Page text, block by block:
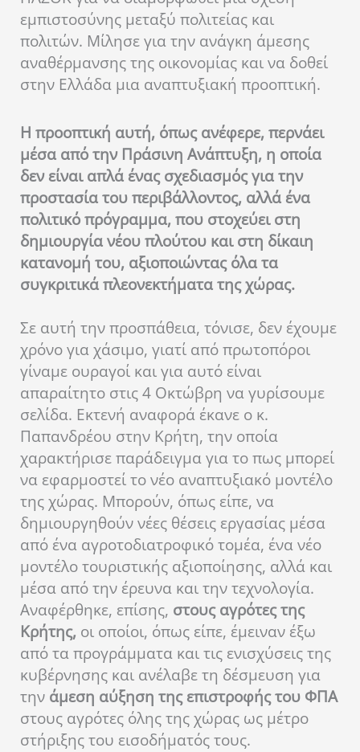
εμπιστοσύνης μεταξύ πολιτείας και
πολιτών. Μίλησε για την ανάγκη άμεσης
αναθέρμανσης της οικονομίας και να δοθεί
στην Ελλάδα μια αναπτυξιακή προοπτική.
Η προοπτική αυτή, όπως ανέφερε, περνάει
μέσα από την Πράσινη Ανάπτυξη, η οποία
δεν είναι απλά ένας σχεδιασμός για την
προστασία του περιβάλλοντος, αλλά ένα
πολιτικό πρόγραμμα, που στοχεύει στη
δημιουργία νέου πλούτου και στη δίκαιη
κατανομή του, αξιοποιώντας όλα τα
συγκριτικά πλεονεκτήματα της χώρας.
Σε αυτή την προσπάθεια, τόνισε, δεν έχουμε
χρόνο για χάσιμο, γιατί από πρωτοπόροι
γίναμε ουραγοί και για αυτό είναι
απαραίτητο στις 4 Οκτώβρη να γυρίσουμε
σελίδα. Εκτενή αναφορά έκανε ο κ.
Παπανδρέου στην Κρήτη, την οποία
χαρακτήρισε παράδειγμα για το πως μπορεί
να εφαρμοστεί το νέο αναπτυξιακό μοντέλο
της χώρας. Μπορούν, όπως είπε, να
δημιουργηθούν νέες θέσεις εργασίας μέσα
από ένα αγροτοδιατροφικό τομέα, ένα νέο
μοντέλο τουριστικής αξιοποίησης, αλλά και
μέσα από την έρευνα και την τεχνολογία.
Αναφέρθηκε, επίσης, στους αγρότες της
Κρήτης, οι οποίοι, όπως είπε, έμειναν έξω
από τα προγράμματα και τις ενισχύσεις της
κυβέρνησης και ανέλαβε τη δέσμευση για
την άμεση αύξηση της επιστροφής του ΦΠΑ
στους αγρότες όλης της χώρας ως μέτρο
στήριξης του εισοδήματός τους.